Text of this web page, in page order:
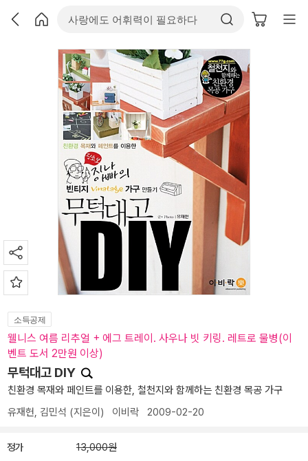
소득공제
웰니스 여름 리추얼 + 에그 트레이. 사우나 빗 키링. 레트로 물병(이
벤트 도서 2만원 이상)
무턱대고 DIY
친환경 목재와 페인트를 이용한, 철천지와 함께하는 친환경 목공 가구
유재헌, 김민석 (지은이) 이비락 2009-02-20
정가 13,000원